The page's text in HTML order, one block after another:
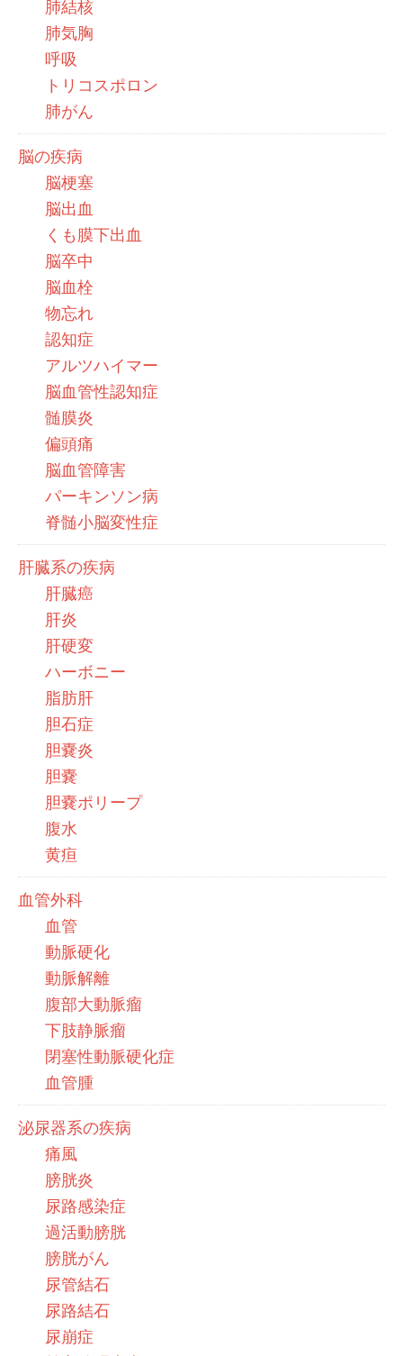
肺結核
肺気胸
呼吸
トリコスポロン
肺がん
脳の疾病
脳梗塞
脳出血
くも膜下出血
脳卒中
脳血栓
物忘れ
認知症
アルツハイマー
脳血管性認知症
髄膜炎
偏頭痛
脳血管障害
パーキンソン病
脊髄小脳変性症
肝臓系の疾病
肝臓癌
肝炎
肝硬変
ハーボニー
脂肪肝
胆石症
胆嚢炎
胆嚢
胆嚢ポリープ
腹水
黄疸
血管外科
血管
動脈硬化
動脈解離
腹部大動脈瘤
下肢静脈瘤
閉塞性動脈硬化症
血管腫
泌尿器系の疾病
痛風
膀胱炎
尿路感染症
過活動膀胱
膀胱がん
尿管結石
尿路結石
尿崩症